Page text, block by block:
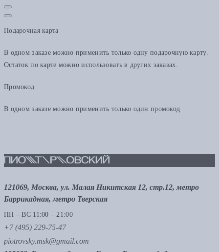
Подарочная карта
В одном заказе можно применить только одну подарочную карту.
Остаток по карте можно использовать в других заказах.
Промокод
В одном заказе можно применить только один промокод
121069, Москва, ул. Малая Никитская 12, стр.12, метро
Баррикадная, метро Тверская
ПН – ВС 11:00 – 21:00
+7 (495) 229-75-47
piotrovsky.msk@gmail.com